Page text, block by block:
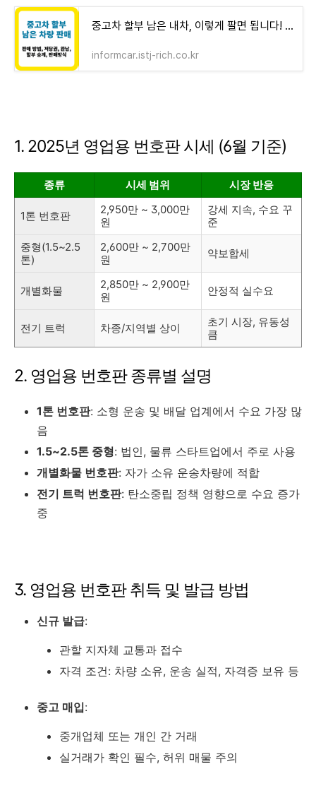
중고차 할부 남은 내차, 이렇게 팔면 됩니다! 2025년 [저당권 해지부터 판매] - 인폼카
informcar.istj-rich.co.kr
1. 2025년 영업용 번호판 시세 (6월 기준)
종류 시세 범위 시장 반응
1톤 번호판
2,950만 ~ 3,000만
원
강세 지속, 수요 꾸
준
중형(1.5~2.5
톤)
2,600만 ~ 2,700만
원
약보합세
개별화물
2,850만 ~ 2,900만
원
안정적 실수요
전기 트럭 차종/지역별 상이
초기 시장, 유동성
큼
2. 영업용 번호판 종류별 설명
1톤 번호판: 소형 운송 및 배달 업계에서 수요 가장 많
음
1.5~2.5톤 중형: 법인, 물류 스타트업에서 주로 사용
개별화물 번호판: 자가 소유 운송차량에 적합
전기 트럭 번호판: 탄소중립 정책 영향으로 수요 증가
중
3. 영업용 번호판 취득 및 발급 방법
신규 발급:
관할 지자체 교통과 접수
자격 조건: 차량 소유, 운송 실적, 자격증 보유 등
중고 매입:
중개업체 또는 개인 간 거래
실거래가 확인 필수, 허위 매물 주의